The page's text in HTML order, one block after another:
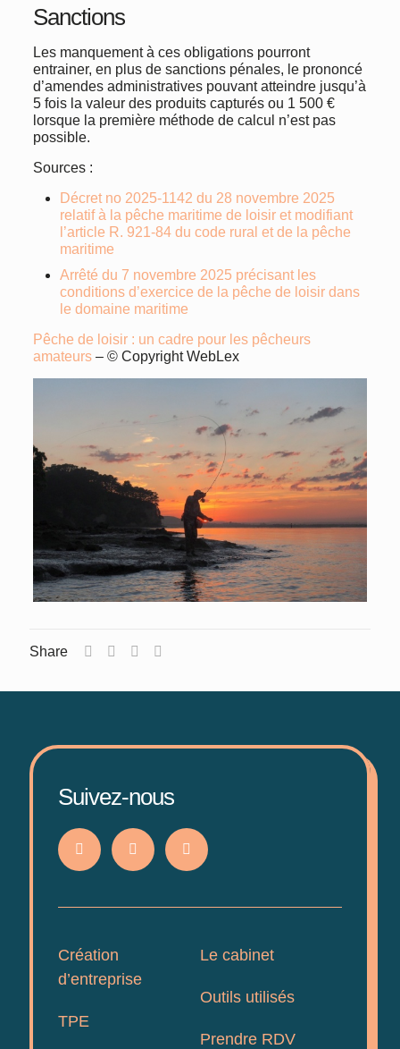
Sanctions
Les manquement à ces obligations pourront
entrainer, en plus de sanctions pénales, le prononcé
d’amendes administratives pouvant atteindre jusqu’à
5 fois la valeur des produits capturés ou 1 500 €
lorsque la première méthode de calcul n’est pas
possible.
Sources :
Décret no 2025-1142 du 28 novembre 2025
relatif à la pêche maritime de loisir et modifiant
l’article R. 921-84 du code rural et de la pêche
maritime
Arrêté du 7 novembre 2025 précisant les
conditions d’exercice de la pêche de loisir dans
le domaine maritime
Pêche de loisir : un cadre pour les pêcheurs
amateurs– © Copyright WebLex
Share
Suivez-nous
Création
d’entreprise
TPE
Le cabinet
Outils utilisés
Prendre RDV